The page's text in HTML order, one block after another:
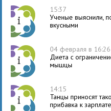
15:37
Ученые выяснили,
вкусными
04 февраля в 16:26
Диета с
мышцы
14:15
Танцы приносят
прибавка к зарплате